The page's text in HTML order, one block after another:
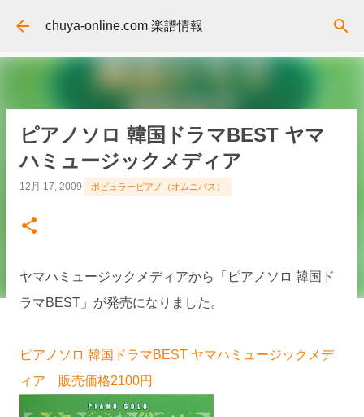
スキップしてメイン コンテンツに移動
chuya-online.com 楽譜情報
ピアノソロ 韓国ドラマBEST ヤマ
ハミュージックメディア
12月 17, 2009 ポピュラーピアノ（オムニバス）
ヤマハミュージックメディアから「ピアノソロ 韓国ド
ラマBEST」が発売になりました。
ピアノソロ 韓国ドラマBEST ヤマハミュージックメデ
ィア 販売価格2100円